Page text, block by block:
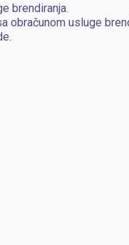
brendiranja.
obračunom usluge